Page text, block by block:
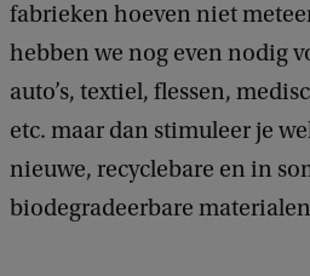
fabrieken hoeven niet
hebben we nog even nodig
auto’s, textiel, flessen,
etc. maar dan stimuleer je
nieuwe, recyclebare en in
biodegradeerbare